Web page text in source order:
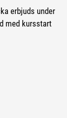
erbjuds under
med kursstart